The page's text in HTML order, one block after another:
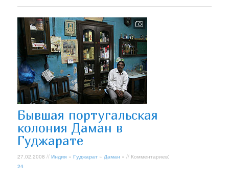
Бывшая португальская
колония Даман в
Гуджарате
27.02.2008 //Индия »Гуджарат » Даман » // Комментариев:
24